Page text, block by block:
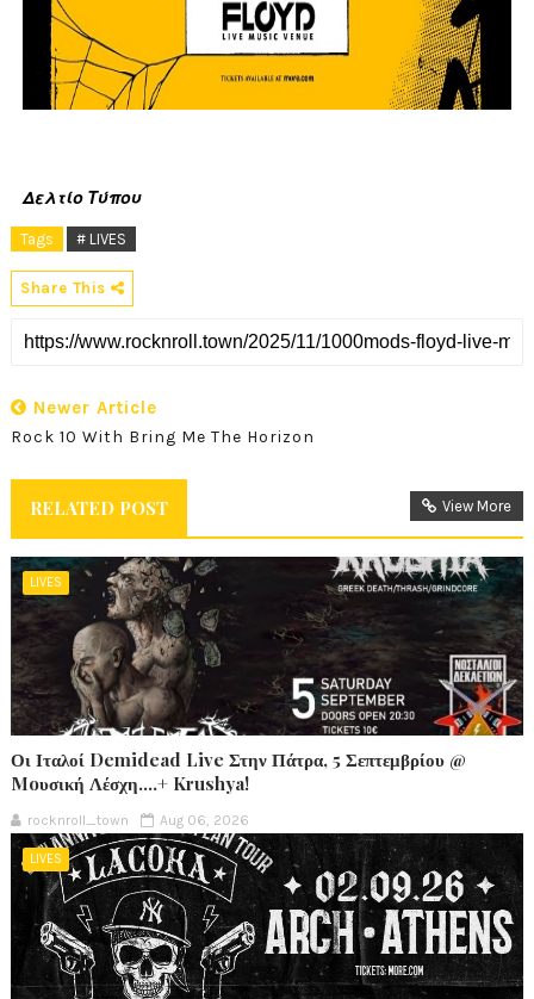
Δελτίο Τύπου
Tags # LIVES
Share This
Newer Article
Rock 10 With Bring Me The Horizon
RELATED POST View More
LIVES
Οι Ιταλοί Demidead Live Στην Πάτρα, 5 Σεπτεμβρίου @
Moυσική Λέσχη….+ Krushya!
rocknroll_town Aug 06, 2026
LIVES